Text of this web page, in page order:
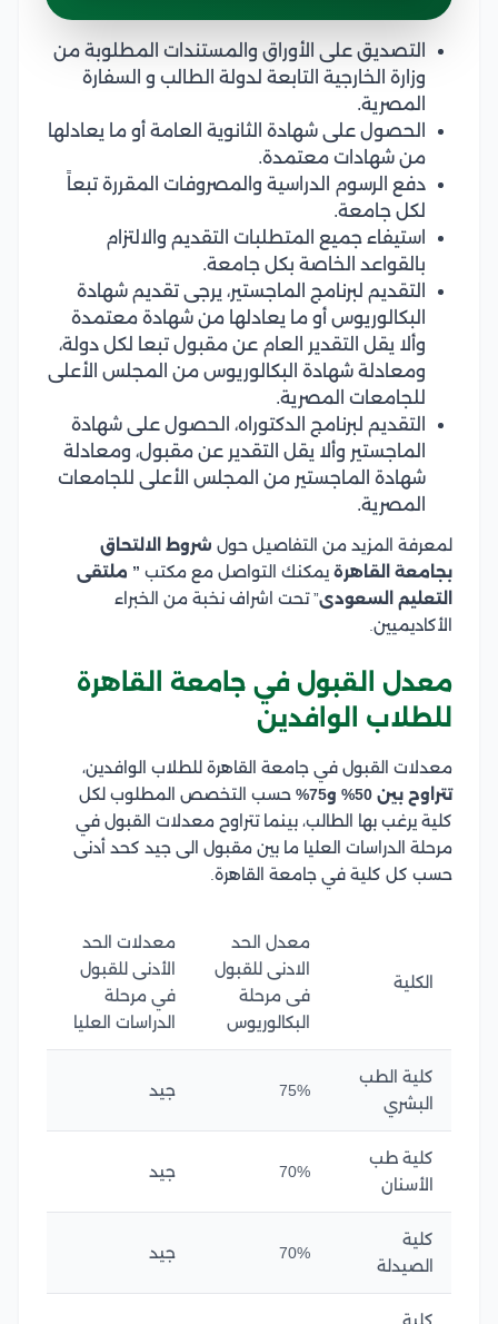
التصديق على الأوراق والمستندات المطلوبة من
وزارة الخارجية التابعة لدولة الطالب و السفارة
المصرية.
الحصول على شهادة الثانوية العامة أو ما يعادلها
من شهادات معتمدة.
دفع الرسوم الدراسية والمصروفات المقررة تبعاً
لكل جامعة.
استيفاء جميع المتطلبات التقديم والالتزام
بالقواعد الخاصة بكل جامعة.
التقديم لبرنامج الماجستير، يرجى تقديم شهادة
البكالوريوس أو ما يعادلها من شهادة معتمدة
وألا يقل التقدير العام عن مقبول تبعا لكل دولة،
ومعادلة شهادة البكالوريوس من المجلس الأعلى
للجامعات المصرية.
التقديم لبرنامج الدكتوراه، الحصول على شهادة
الماجستير وألا يقل التقدير عن مقبول، ومعادلة
شهادة الماجستير من المجلس الأعلى للجامعات
المصرية.
لمعرفة المزيد من التفاصيل حول شروط الالتحاق
بجامعة القاهرة يمكنك التواصل مع مكتب ” ملتقى
التعليم السعودى” تحت اشراف نخبة من الخبراء
الأكاديميين.
معدل القبول في جامعة القاهرة
للطلاب الوافدين
معدلات القبول في جامعة القاهرة للطلاب الوافدين،
تتراوح بين 50% و75%
حسب التخصص المطلوب لكل
كلية يرغب بها الطالب، بينما تتراوح معدلات القبول في
مرحلة الدراسات العليا ما بين مقبول الى جيد كحد أدنى
حسب كل كلية في جامعة القاهرة.
الكلية
معدل الحد
الادنى للقبول
فى مرحلة
البكالوريوس
معدلات الحد
الأدنى للقبول
في مرحلة
الدراسات العليا
كلية الطب
البشري
75% جيد
كلية طب
الأسنان
70% جيد
كلية
الصيدلة
70% جيد